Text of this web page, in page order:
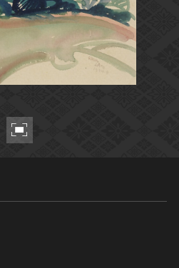
博物館、美術館の皆さまへ
文化庁よりご挨拶
今月のみどころ
お知らせ一覧
このサイトについて
サイトのご意見はこちら